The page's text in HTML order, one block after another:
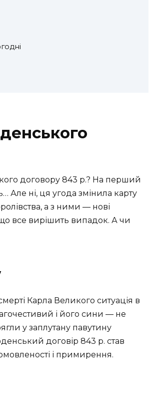
договору 843 р.? На перший
ні, ця угода змінила карту
а з ними — нові
що все вирішить випадок. А чи
Карла Великого ситуація в
і його сини — не
у заплутану павутину
договір 843 р. став
і примирення.